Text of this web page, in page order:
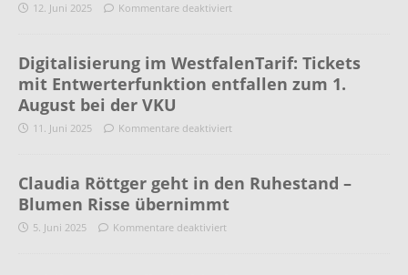
12. Juni 2025 Kommentare deaktiviert
Digitalisierung im WestfalenTarif: Tickets
mit Entwerterfunktion entfallen zum 1.
August bei der VKU
11. Juni 2025 Kommentare deaktiviert
Claudia Röttger geht in den Ruhestand –
Blumen Risse übernimmt
5. Juni 2025 Kommentare deaktiviert